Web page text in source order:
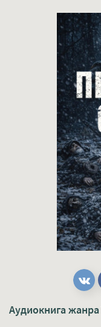
Аудиокнига жанра